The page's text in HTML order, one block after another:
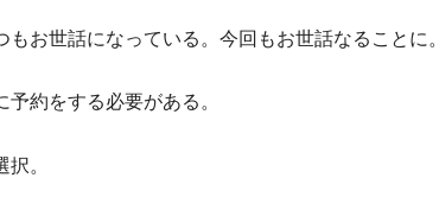
お世話になっている。今回もお世話なることに。
約をする必要がある。
。